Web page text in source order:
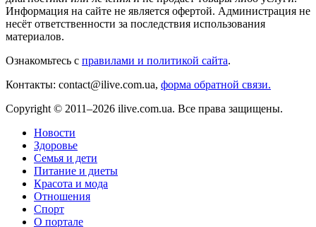
Информация на сайте не является офертой. Администрация не
несёт ответственности за последствия использования
материалов.
Ознакомьтесь с правилами и политикой сайта.
Контакты: contact@ilive.com.ua, форма обратной связи.
Copyright © 2011–2026 ilive.com.ua. Все права защищены.
Новости
Здоровье
Семья и дети
Питание и диеты
Красота и мода
Отношения
Спорт
О портале